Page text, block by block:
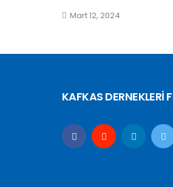
Mart 12, 2024
KAFKAS DERNEKLERİ